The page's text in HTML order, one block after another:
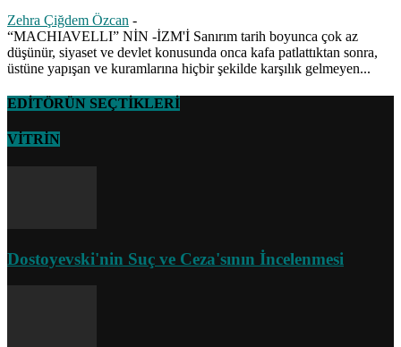
Zehra Çiğdem Özcan -
“MACHIAVELLI” NİN -İZM'İ Sanırım tarih boyunca çok az
düşünür, siyaset ve devlet konusunda onca kafa patlattıktan sonra,
üstüne yapışan ve kuramlarına hiçbir şekilde karşılık gelmeyen...
EDİTÖRÜN SEÇTİKLERİ
VİTRİN
Dostoyevski'nin Suç ve Ceza'sının İncelenmesi